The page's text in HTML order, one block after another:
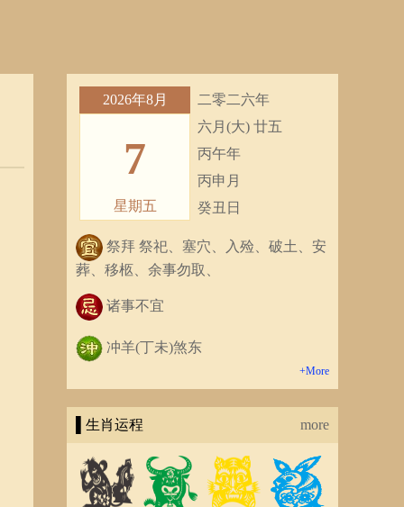
2026年8月
7
星期五
二零二六年
六月(大) 廿五
丙午年
丙申月
癸丑日
祭拜 祭祀、塞穴、入殓、破土、安
葬、移柩、余事勿取、
诸事不宜
冲羊(丁未)煞东
+More
▌生肖运程 more